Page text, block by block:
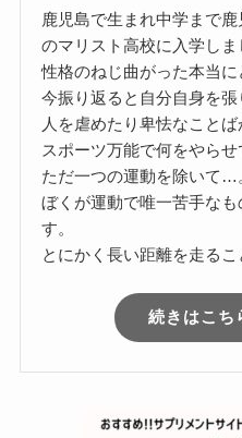
鹿児島で生まれ中学まで
のマリスト高校に入学しま
性格のねじ曲がった本当に
今振り返ると自分自身を張
人を虐めたり卑怯なことば
スポーツ万能で何をやらせ
ただ一つの運動を除いて…
ぼくが運動で唯一苦手な
す。
とにかく長い距離を走るこ
続きはこち